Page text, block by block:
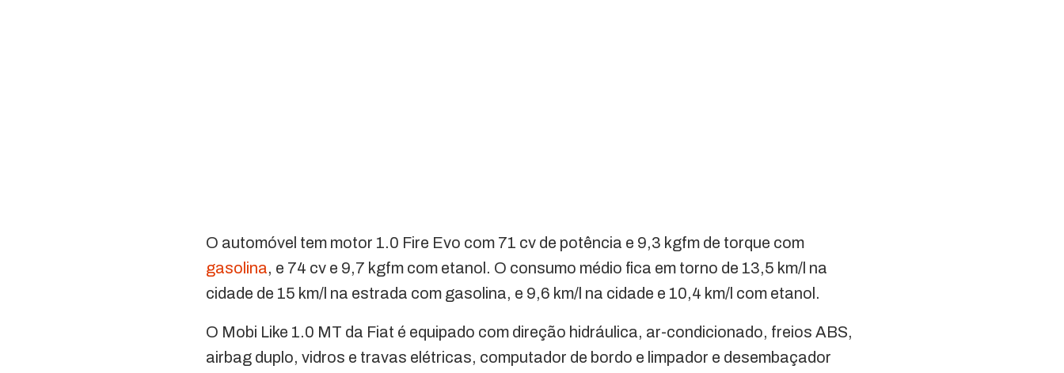
O automóvel tem motor 1.0 Fire Evo com 71 cv de potência e 9,3 kgfm de torque com
gasolina, e 74 cv e 9,7 kgfm com etanol. O consumo médio fica em torno de 13,5 km/l na
cidade de 15 km/l na estrada com gasolina, e 9,6 km/l na cidade e 10,4 km/l com etanol.
O Mobi Like 1.0 MT da Fiat é equipado com direção hidráulica, ar-condicionado, freios ABS,
airbag duplo, vidros e travas elétricas, computador de bordo e limpador e desembaçador